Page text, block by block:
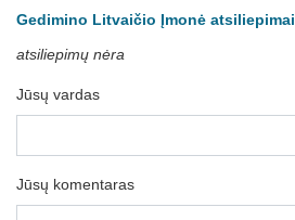
Gedimino Litvaičio Įmonė atsiliepimai
atsiliepimų nėra
Jūsų vardas
Jūsų komentaras